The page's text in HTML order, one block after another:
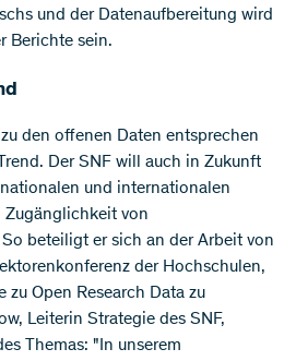
und der Datenaufbereitung wird
Berichte sein.
den offenen Daten entsprechen
Der SNF will auch in Zukunft
und internationalen
Zugänglichkeit von
beteiligt er sich an der Arbeit von
der Hochschulen,
Open Research Data zu
Leiterin Strategie des SNF,
Themas: "In unserem